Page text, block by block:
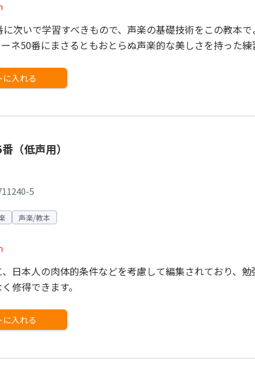
に次いで学習すべきもので、声楽の基礎技術をこの教本
ネ50番にまさるともおとらぬ声楽的な美しさを持った練
に入れる
（低声用）
5
声楽/教本
日本人の肉体的条件などを考慮して編集されており、
修得できます。
に入れる